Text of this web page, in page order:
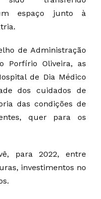
espaço junto à
de Administração
Porfírio Oliveira, as
de Dia Médico
dos cuidados de
das condições de
quer para os
para 2022, entre
investimentos no